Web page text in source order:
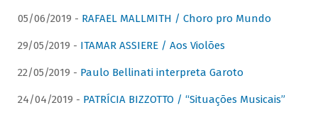
05/06/2019 - RAFAEL MALLMITH / Choro pro Mundo
29/05/2019 - ITAMAR ASSIERE / Aos Violões
22/05/2019 - Paulo Bellinati interpreta Garoto
24/04/2019 - PATRÍCIA BIZZOTTO / “Situações Musicais”